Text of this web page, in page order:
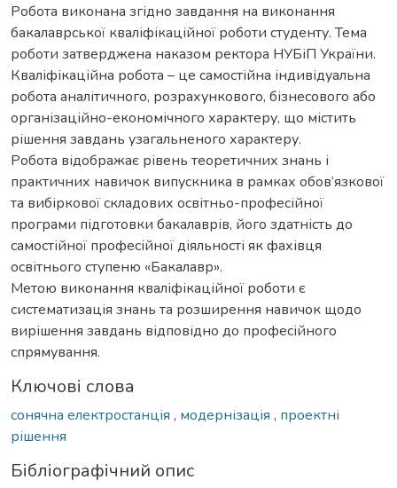
Робота виконана згідно завдання на виконання
бакалаврської кваліфікаційної роботи студенту. Тема
роботи затверджена наказом ректора НУБіП України.
Кваліфікаційна робота – це самостійна індивідуальна
робота аналітичного, розрахункового, бізнесового або
організаційно-економічного характеру, що містить
рішення завдань узагальненого характеру.
Робота відображає рівень теоретичних знань і
практичних навичок випускника в рамках обов’язкової
та вибіркової складових освітньо-професійної
програми підготовки бакалаврів, його здатність до
самостійної професійної діяльності як фахівця
освітнього ступеню «Бакалавр».
Метою виконання кваліфікаційної роботи є
систематизація знань та розширення навичок щодо
вирішення завдань відповідно до професійного
спрямування.
Ключові слова
сонячна електростанція , модернізація , проектні
рішення
Бібліографічний опис